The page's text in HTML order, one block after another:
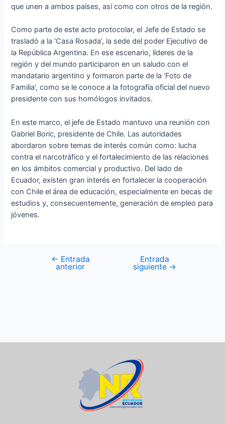
que unen a ambos países, así como con otros de la región.
Como parte de este acto protocolar, el Jefe de Estado se
trasladó a la ‘Casa Rosada’, la sede del poder Ejecutivo de
la República Argentina. En ese escenario, líderes de la
región y del mundo participaron en un saludo con el
mandatario argentino y formaron parte de la ‘Foto de
Familia’, como se le conoce a la fotografía oficial del nuevo
presidente con sus homólogos invitados.
En este marco, el jefe de Estado mantuvo una reunión con
Gabriel Boric, presidente de Chile. Las autoridades
abordaron sobre temas de interés común como: lucha
contra el narcotráfico y el fortalecimiento de las relaciones
en los ámbitos comercial y productivo. Del lado de
Ecuador, existen gran interés en fortalecer la cooperación
con Chile el área de educación, especialmente en becas de
estudios y, consecuentemente, generación de empleo para
jóvenes.
← Entrada
anterior
Entrada
siguiente →